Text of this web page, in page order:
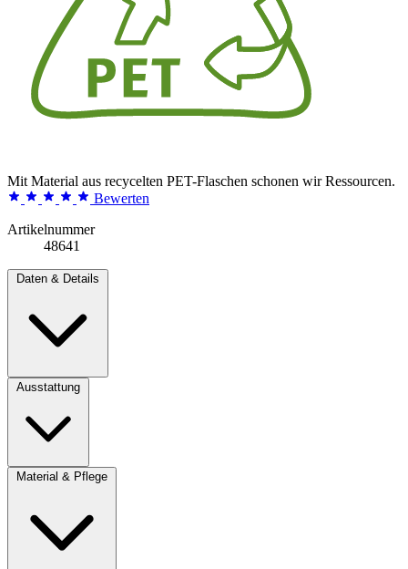
Mit Material aus recycelten PET-Flaschen schonen wir Ressourcen.
Bewerten
Artikelnummer
48641
Daten & Details
Ausstattung
Material & Pflege